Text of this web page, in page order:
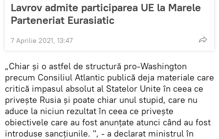
Lavrov admite participarea UE la Marele
Parteneriat Eurasiatic
7 Aprilie 2021, 13:47
„Chiar și o astfel de structură pro-Washington
precum Consiliul Atlantic publică deja materiale care
critică impasul absolut al Statelor Unite în ceea ce
privește Rusia și poate chiar unul stupid, care nu
aduce la niciun rezultat în ceea ce privește
obiectivele care au fost anunțate atunci când au fost
introduse sancțiunile. ", - a declarat ministrul în